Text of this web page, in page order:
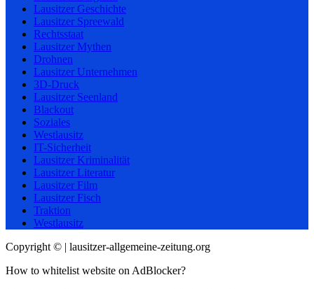
Lausitzer Geschichte
Lausitzer Spreewald
Rechtsstaat
Lausitzer Mythen
Drohnen
Lausitzer Unternehmen
3D-Druck
Lausitzer Seenland
Blackout
Soziales
Westlausitz
IT-Sicherheit
Lausitzer Kriminalität
Lausitzer Literatur
Lausitzer Film
Lausitzer Fisch
Traktion
Westlausitz
Copyright © | lausitzer-allgemeine-zeitung.org
How to whitelist website on AdBlocker?